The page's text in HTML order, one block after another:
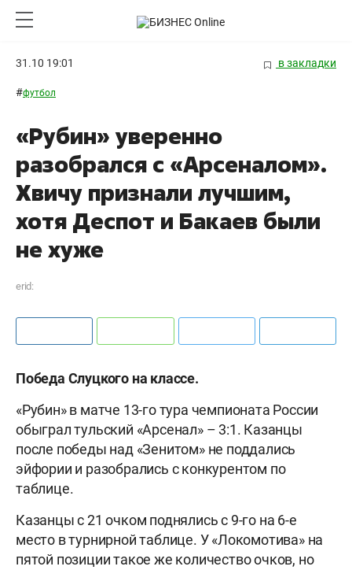
31.10 19:01 в закладки
#футбол
«Рубин» уверенно
разобрался с «Арсеналом».
Хвичу признали лучшим,
хотя Деспот и Бакаев были
не хуже
erid:
Победа Слуцкого на классе.
«Рубин» в матче 13-го тура чемпионата России
обыграл тульский «Арсенал» – 3:1. Казанцы
после победы над «Зенитом» не поддались
эйфории и разобрались с конкурентом по
таблице.
Казанцы с 21 очком поднялись с 9-го на 6-е
место в турнирной таблице. У «Локомотива» на
пятой позиции такое же количество очков, но